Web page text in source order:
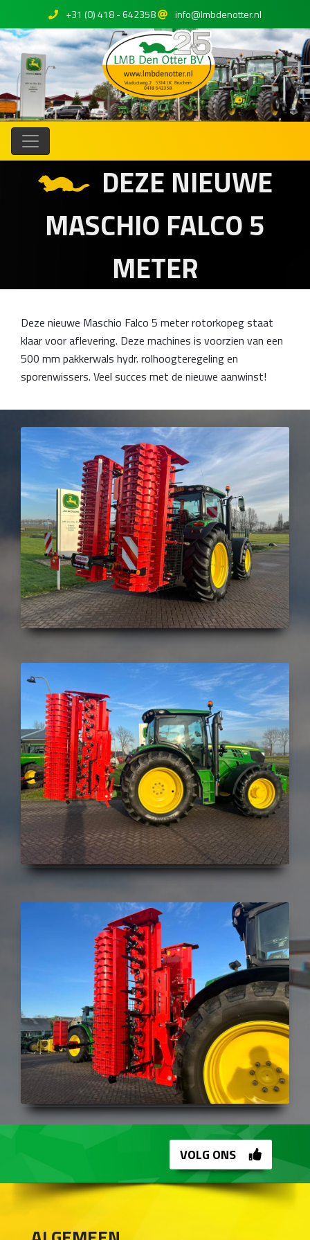
+31 (0) 418 - 642358 info@lmbdenotter.nl
DEZE NIEUWE
MASCHIO FALCO 5
METER
Deze nieuwe Maschio Falco 5 meter rotorkopeg staat
klaar voor aflevering. Deze machines is voorzien van een
500 mm pakkerwals hydr. rolhoogteregeling en
sporenwissers. Veel succes met de nieuwe aanwinst!
VOLG ONS